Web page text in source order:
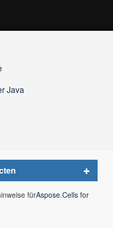
Java
Toggle
fürAspose.Cells for